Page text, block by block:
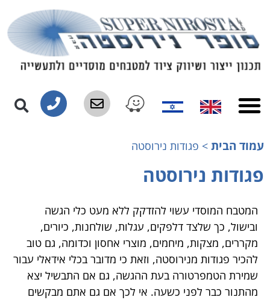
עמוד הבית > פגודות נירוסטה
פגודות נירוסטה
המטבח המוסדי עשוי להזדקק ללא מעט כלי הגשה
ובישול, כך שלצד דלפקים, עגלות, שולחנות, כיורים,
מקררים, מצקות, מיחמים, מוצרי אחסון וכדומה, גם טוב
להכיר פגודות מנירוסטה, וזאת כי מדובר בכלי אידאלי עבור
שמירת הטמפרטורה בעת ההגשה, גם אם התבשיל יצא
מהתנור כבר לפני כשעה. אי לכך אם גם אתם מבקשים